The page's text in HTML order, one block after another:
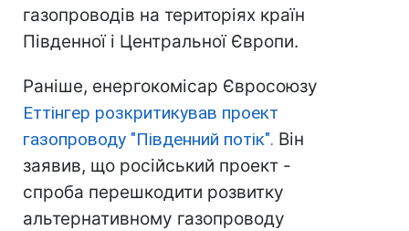
газопроводів на територіях країн
Південної і Центральної Європи.
Раніше, енергокомісар Євросоюзу
Еттінгер розкритикував проект
газопроводу "Південний потік". Він
заявив, що російський проект -
спроба перешкодити розвитку
альтернативному газопроводу